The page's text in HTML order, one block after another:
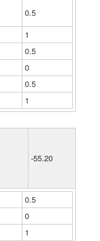
0.5
1
0.5
0
0.5
1
-55.20
0.5
0
1